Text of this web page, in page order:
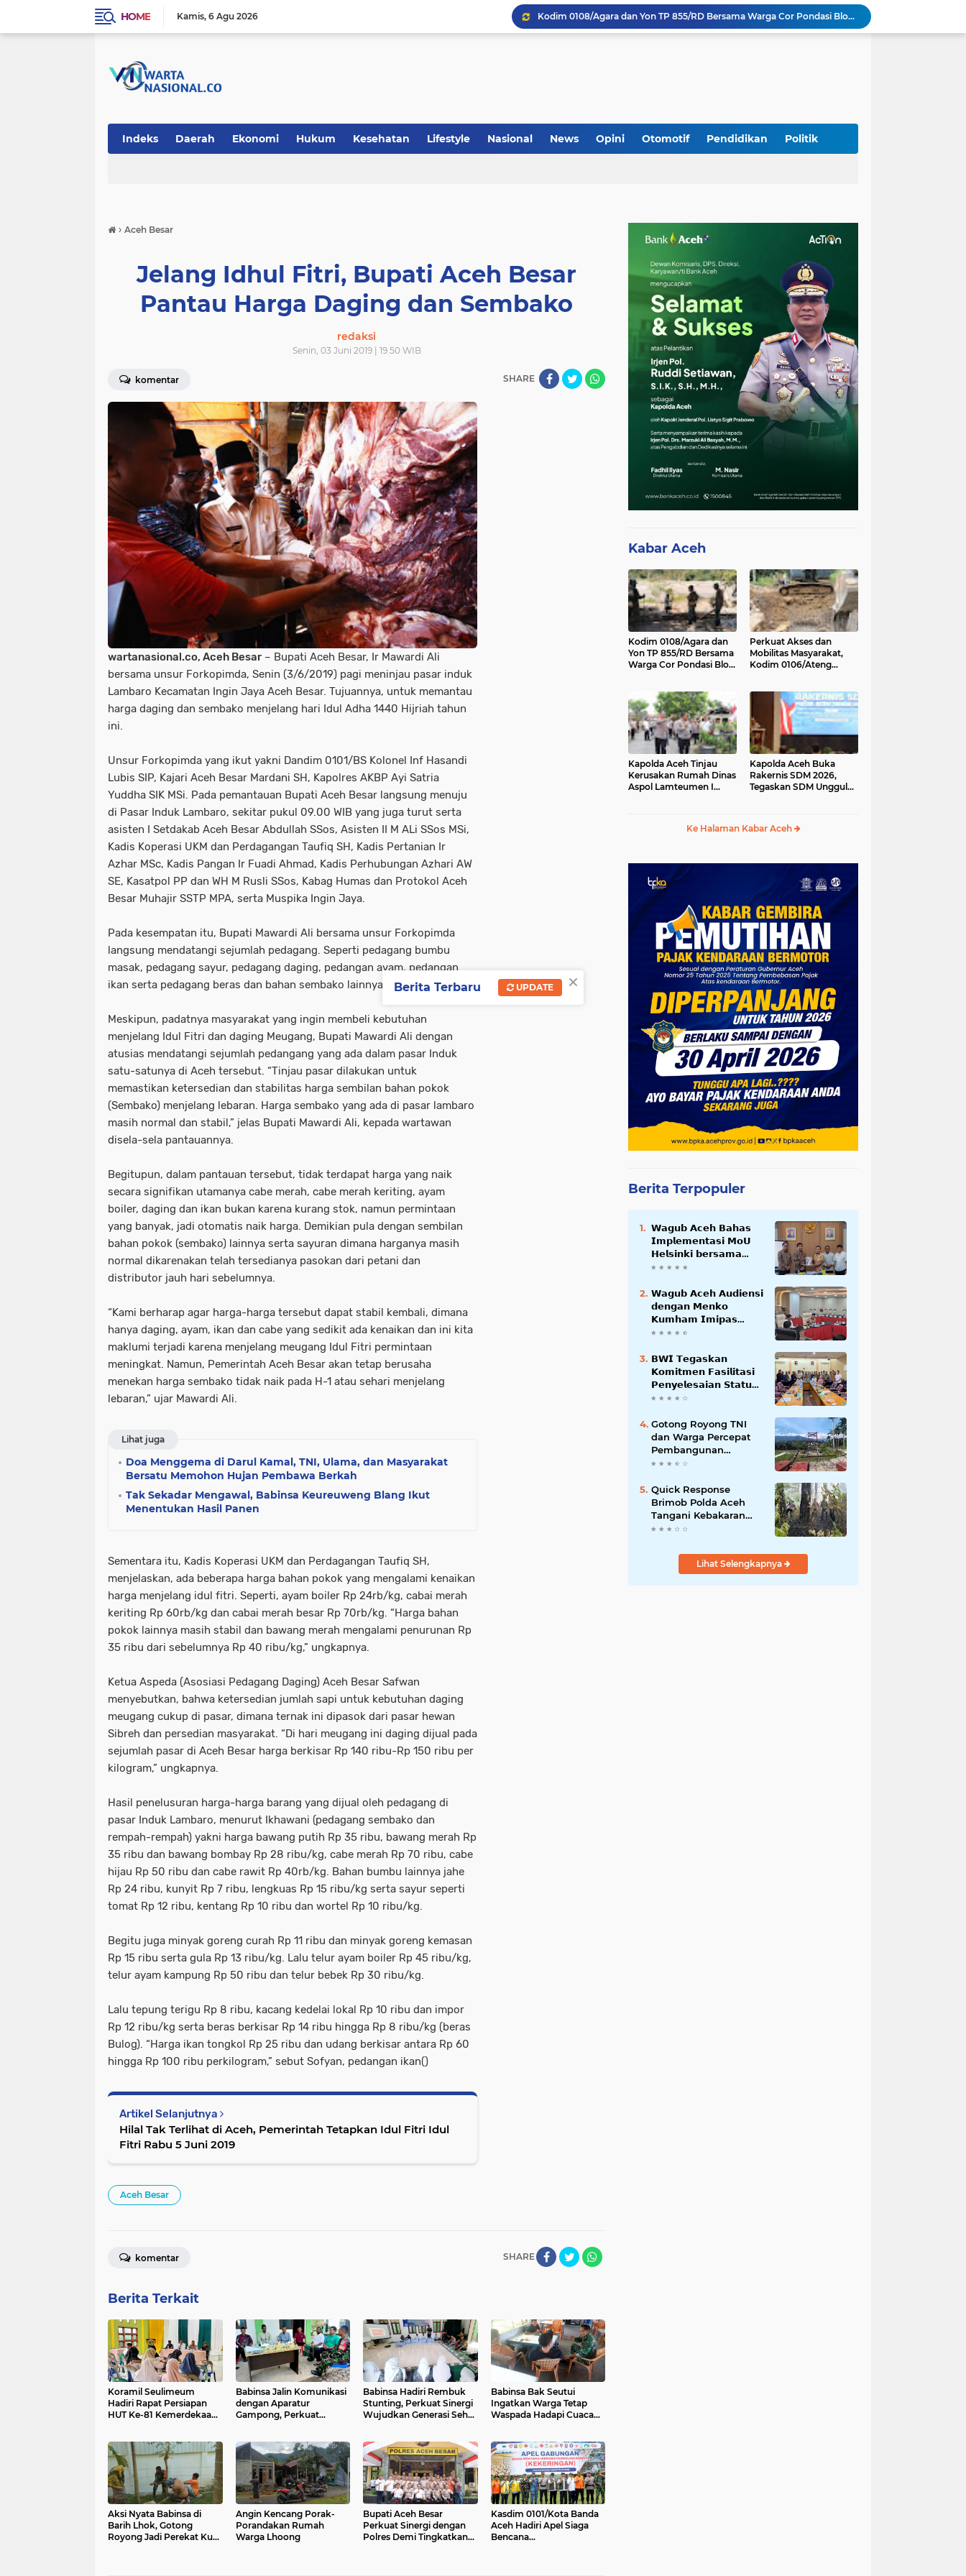
HOME Kamis 6 Agu 2026
Kodim 0108/Agara dan Yon TP 855/RD Bersama Warga Cor Pondasi Blok Angkur Jembatan Gantung di Ds. Lawe Ger Ger, Aceh Tenggara
Perkuat Akses dan Mobilitas Masyarakat, Kodim 0106/Ateng Dukung Pembangunan Jembatan Beton di Rusip Antara, Aceh Tengah
Babinsa Hadiri Rembuk Stunting, Perkuat Sinergi Wujudkan Generasi Sehat di Kuta Malaka
Indeks Daerah Ekonomi Hukum Kesehatan Lifestyle Nasional News Opini Otomotif Pendidikan Politik
› Aceh Besar
Jelang Idhul Fitri, Bupati Aceh Besar
Pantau Harga Daging dan Sembako
redaksi
Senin, 03 Juni 2019 | 19.50 WIB
komentar SHARE
wartanasional.co, Aceh Besar – Bupati Aceh Besar, Ir Mawardi Ali
bersama unsur Forkopimda, Senin (3/6/2019) pagi meninjau pasar induk
Lambaro Kecamatan Ingin Jaya Aceh Besar. Tujuannya, untuk memantau
harga daging dan sembako menjelang hari Idul Adha 1440 Hijriah tahun
ini.
Unsur Forkopimda yang ikut yakni Dandim 0101/BS Kolonel Inf Hasandi
Lubis SIP, Kajari Aceh Besar Mardani SH, Kapolres AKBP Ayi Satria
Yuddha SIK MSi. Pada pemantauan Bupati Aceh Besar langsung menuju
di Pasar Induk Lambaro, sekitar pukul 09.00 WIB yang juga turut serta
asisten I Setdakab Aceh Besar Abdullah SSos, Asisten II M ALi SSos MSi,
Kadis Koperasi UKM dan Perdagangan Taufiq SH, Kadis Pertanian Ir
Azhar MSc, Kadis Pangan Ir Fuadi Ahmad, Kadis Perhubungan Azhari AW
SE, Kasatpol PP dan WH M Rusli SSos, Kabag Humas dan Protokol Aceh
Besar Muhajir SSTP MPA, serta Muspika Ingin Jaya.
Pada kesempatan itu, Bupati Mawardi Ali bersama unsur Forkopimda
langsung mendatangi sejumlah pedagang. Seperti pedagang bumbu
masak, pedagang sayur, pedagang daging, pedangan ayam, pedangan
ikan serta pedagang beras dan bahan sembako lainnya.
Meskipun, padatnya masyarakat yang ingin membeli kebutuhan
menjelang Idul Fitri dan daging Meugang, Bupati Mawardi Ali dengan
atusias mendatangi sejumlah pedangang yang ada dalam pasar Induk
satu-satunya di Aceh tersebut. “Tinjau pasar dilakukan untuk
memastikan ketersedian dan stabilitas harga sembilan bahan pokok
(Sembako) menjelang lebaran. Harga sembako yang ada di pasar lambaro
masih normal dan stabil,” jelas Bupati Mawardi Ali, kepada wartawan
disela-sela pantauannya.
Begitupun, dalam pantauan tersebut, tidak terdapat harga yang naik
secara signifikan utamanya cabe merah, cabe merah keriting, ayam
boiler, daging dan ikan bukan karena kurang stok, namun permintaan
yang banyak, jadi otomatis naik harga. Demikian pula dengan sembilan
bahan pokok (sembako) lainnya serta sayuran dimana harganya masih
normal dikarenakan telah tersedianya pasokan dari petani dan
distributor jauh hari sebelumnya.
“Kami berharap agar harga-harga tersebut dapat stabil kembali, dimana
hanya daging, ayam, ikan dan cabe yang sedikit ada kenaikan dan ini kita
maklumi terjadi karena menjelang meugang Idul Fitri permintaan
meningkat. Namun, Pemerintah Aceh Besar akan tetap berusaha
menekan harga sembako tidak naik pada H-1 atau sehari menjelang
lebaran,” ujar Mawardi Ali.
Lihat juga
Doa Menggema di Darul Kamal, TNI, Ulama, dan Masyarakat
Bersatu Memohon Hujan Pembawa Berkah
Tak Sekadar Mengawal, Babinsa Keureuweng Blang Ikut
Menentukan Hasil Panen
Sementara itu, Kadis Koperasi UKM dan Perdagangan Taufiq SH,
menjelaskan, ada beberapa harga bahan pokok yang mengalami kenaikan
harga menjelang idul fitri. Seperti, ayam boiler Rp 24rb/kg, cabai merah
keriting Rp 60rb/kg dan cabai merah besar Rp 70rb/kg. “Harga bahan
pokok lainnya masih stabil dan bawang merah mengalami penurunan Rp
35 ribu dari sebelumnya Rp 40 ribu/kg,” ungkapnya.
Ketua Aspeda (Asosiasi Pedagang Daging) Aceh Besar Safwan
menyebutkan, bahwa ketersedian jumlah sapi untuk kebutuhan daging
meugang cukup di pasar, dimana ternak ini dipasok dari pasar hewan
Sibreh dan persedian masyarakat. “Di hari meugang ini daging dijual pada
sejumlah pasar di Aceh Besar harga berkisar Rp 140 ribu-Rp 150 ribu per
kilogram,” ungkapnya.
Hasil penelusuran harga-harga barang yang dijual oleh pedagang di
pasar Induk Lambaro, menurut Ikhawani (pedagang sembako dan
rempah-rempah) yakni harga bawang putih Rp 35 ribu, bawang merah Rp
35 ribu dan bawang bombay Rp 28 ribu/kg, cabe merah Rp 70 ribu, cabe
hijau Rp 50 ribu dan cabe rawit Rp 40rb/kg. Bahan bumbu lainnya jahe
Rp 24 ribu, kunyit Rp 7 ribu, lengkuas Rp 15 ribu/kg serta sayur seperti
tomat Rp 12 ribu, kentang Rp 10 ribu dan wortel Rp 10 ribu/kg.
Begitu juga minyak goreng curah Rp 11 ribu dan minyak goreng kemasan
Rp 15 ribu serta gula Rp 13 ribu/kg. Lalu telur ayam boiler Rp 45 ribu/kg,
telur ayam kampung Rp 50 ribu dan telur bebek Rp 30 ribu/kg.
Lalu tepung terigu Rp 8 ribu, kacang kedelai lokal Rp 10 ribu dan impor
Rp 12 ribu/kg serta beras berkisar Rp 14 ribu hingga Rp 8 ribu/kg (beras
Bulog). “Harga ikan tongkol Rp 25 ribu dan udang berkisar antara Rp 60
hingga Rp 100 ribu perkilogram,” sebut Sofyan, pedangan ikan()
Artikel Selanjutnya
Hilal Tak Terlihat di Aceh, Pemerintah Tetapkan Idul Fitri Idul
Fitri Rabu 5 Juni 2019
Aceh Besar
SHARE
komentar
Berita Terkait
Koramil Seulimeum
Hadiri Rapat Persiapan
HUT Ke-81 Kemerdekaan
Babinsa Jalin Komunikasi
dengan Aparatur
Gampong, Perkuat
Babinsa Hadiri Rembuk
Stunting, Perkuat Sinergi
Wujudkan Generasi Sehat
Babinsa Bak Seutui
Ingatkan Warga Tetap
Waspada Hadapi Cuaca
Aksi Nyata Babinsa di
Barih Lhok, Gotong
Royong Jadi Perekat Kuat
Angin Kencang Porak-
Porandakan Rumah
Warga Lhoong
Bupati Aceh Besar
Perkuat Sinergi dengan
Polres Demi Tingkatkan
Kasdim 0101/Kota Banda
Aceh Hadiri Apel Siaga
Bencana
Kabar Aceh
Kodim 0108/Agara dan
Yon TP 855/RD Bersama
Warga Cor Pondasi Blok
Ger, Aceh Tenggara
Perkuat Akses dan
Mobilitas Masyarakat,
Kodim 0106/Ateng
Rusip Antara, Aceh
Tengah
Kapolda Aceh Tinjau
Kerusakan Rumah Dinas
Aspol Lamteumen I
Kapolda Aceh Buka
Rakernis SDM 2026,
Tegaskan SDM Unggul
Ke Halaman Kabar Aceh
Berita Terpopuler
𝗪𝗮𝗴𝘂𝗯 𝗔𝗰𝗲𝗵 𝗕𝗮𝗵𝗮𝘀
𝗜𝗺𝗽𝗹𝗲𝗺𝗲𝗻𝘁𝗮𝘀𝗶 𝗠𝗼𝗨
𝗛𝗲𝗹𝘀𝗶𝗻𝗸𝗶 𝗯𝗲𝗿𝘀𝗮𝗺𝗮
𝗦𝗲𝗸𝗿𝗲𝘁𝗮𝗿𝗶𝗮𝘁 𝗡𝗲𝗴𝗮𝗿𝗮
𝗪𝗮𝗴𝘂𝗯 𝗔𝗰𝗲𝗵 𝗔𝘂𝗱𝗶𝗲𝗻𝘀𝗶
𝗱𝗲𝗻𝗴𝗮𝗻 𝗠𝗲𝗻𝗸𝗼
𝗞𝘂𝗺𝗵𝗮𝗺 𝗜𝗺𝗶𝗽𝗮𝘀
𝗧𝗲𝗿𝗸𝗮𝗶𝘁 𝗦𝘁𝗮𝘁𝘂𝘀 𝗪𝗮𝗸𝗮𝗳
𝗕𝗪𝗜 𝗧𝗲𝗴𝗮𝘀𝗸𝗮𝗻
𝗞𝗼𝗺𝗶𝘁𝗺𝗲𝗻 𝗙𝗮𝘀𝗶𝗹𝗶𝘁𝗮𝘀𝗶
𝗣𝗲𝗻𝘆𝗲𝗹𝗲𝘀𝗮𝗶𝗮𝗻 𝗦𝘁𝗮𝘁𝘂𝘀
𝗪𝗮𝗸𝗮𝗳 𝗕𝗹𝗮𝗻𝗴 𝗣𝗮𝗱𝗮𝗻𝗴
Gotong Royong TNI
dan Warga Percepat
Pembangunan
Jembatan Gantung
Aceh Tenggara
Quick Response
Brimob Polda Aceh
Tangani Kebakaran
Hutan di Lembah
Lihat Selengkapnya
×
Berita Terbaru UPDATE